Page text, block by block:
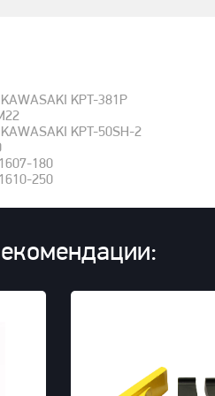
KPT-381P
KPT-50SH-2
180
250